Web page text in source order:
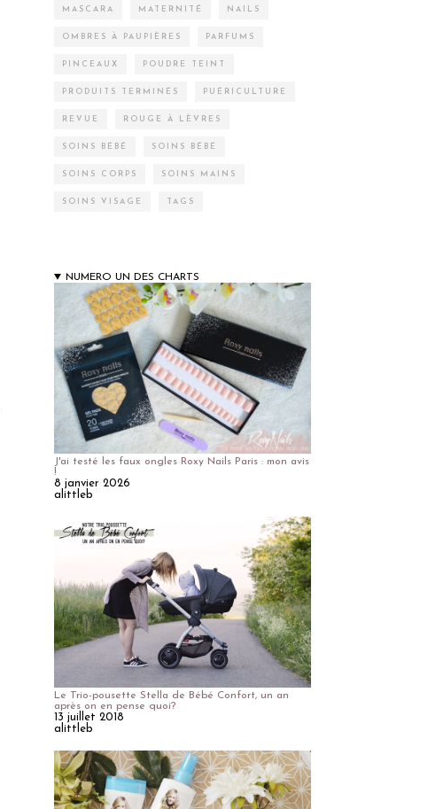
MASCARA MATERNITÉ NAILS
OMBRES À PAUPIÈRES PARFUMS
PINCEAUX POUDRE TEINT
PRODUITS TERMINÉS PUÉRICULTURE
REVUE ROUGE À LÈVRES
SOINS BÉBÉ SOINS BÉBÉ
SOINS CORPS SOINS MAINS
SOINS VISAGE TAGS
NUMERO UN DES CHARTS
J'ai testé les faux ongles Roxy Nails Paris : mon avis
!
8 janvier 2026
alittleb
Le Trio-pousette Stella de Bébé Confort, un an
après on en pense quoi?
13 juillet 2018
alittleb